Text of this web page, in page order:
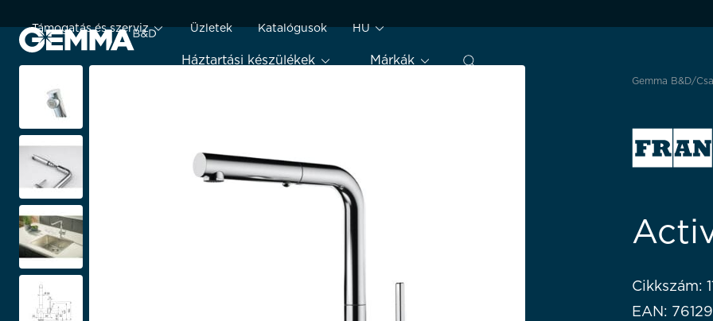
Háztartási készülékek Márkák
Támogatás és szerviz Üzletek Katalógusok HU
Gemma B&D
Cikkszám:
EAN: